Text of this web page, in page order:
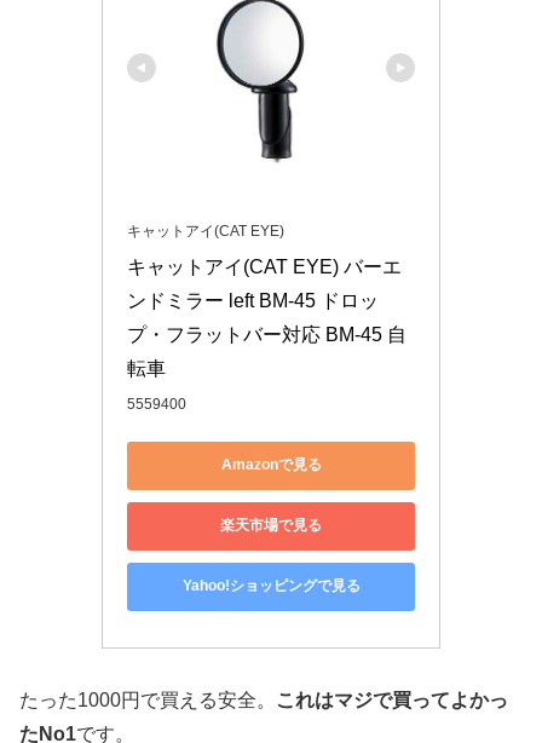
キャットアイ(CAT EYE)
キャットアイ(CAT EYE) バーエ
ンドミラー left BM-45 ドロッ
プ・フラットバー対応 BM-45 自
転車
5559400
Amazonで見る
楽天市場で見る
Yahoo!ショッピングで見る
たった1000円で買える安全。
これはマジで買ってよかっ
たNo1です。